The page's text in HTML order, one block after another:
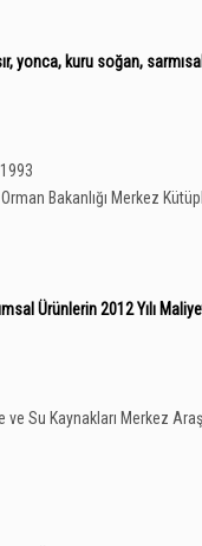
yonca, kuru soğan,
Orman Bakanlığı Merkez
Ürünlerin 2012 Yılı
ve Su Kaynakları Merkez